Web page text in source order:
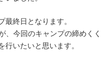
最終日となります。
、今回のキャンプの締めくく
行いたいと思います。